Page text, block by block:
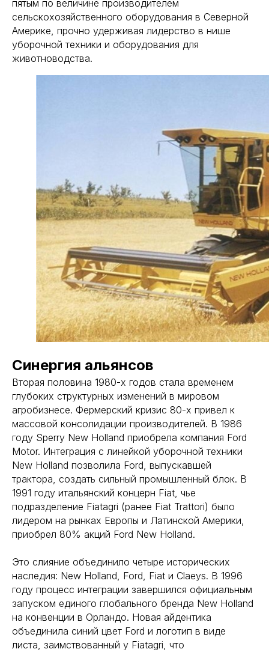
пятым по величине производителем
сельскохозяйственного оборудования в Северной
Америке, прочно удерживая лидерство в нише
уборочной техники и оборудования для
животноводства.
Синергия альянсов
Вторая половина 1980-х годов стала временем
глубоких структурных изменений в мировом
агробизнесе. Фермерский кризис 80-х привел к
массовой консолидации производителей. В 1986
году Sperry New Holland приобрела компания Ford
Motor. Интеграция с линейкой уборочной техники
New Holland позволила Ford, выпускавшей
трактора, создать сильный промышленный блок. В
1991 году итальянский концерн Fiat, чье
подразделение Fiatagri (ранее Fiat Trattori) было
лидером на рынках Европы и Латинской Америки,
приобрел 80% акций Ford New Holland.
Это слияние объединило четыре исторических
наследия: New Holland, Ford, Fiat и Claeys. В 1996
году процесс интеграции завершился официальным
запуском единого глобального бренда New Holland
на конвенции в Орландо. Новая айдентика
объединила синий цвет Ford и логотип в виде
листа, заимствованный у Fiatagri, что